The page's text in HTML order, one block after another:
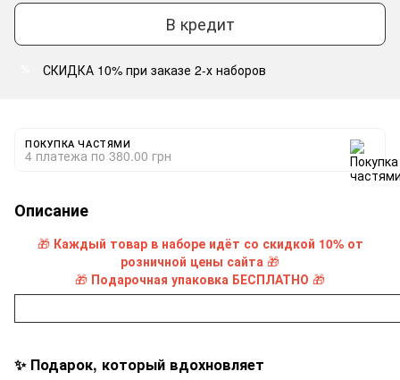
В кредит
СКИДКА 10% при заказе 2-х наборов
ПОКУПКА ЧАСТЯМИ
4 платежа по 380.00 грн
Описание
🎁 Каждый товар в наборе идёт со скидкой 10% от
розничной цены сайта 🎁
🎁 Подарочная упаковка БЕСПЛАТНО 🎁
✨ Подарок, который вдохновляет